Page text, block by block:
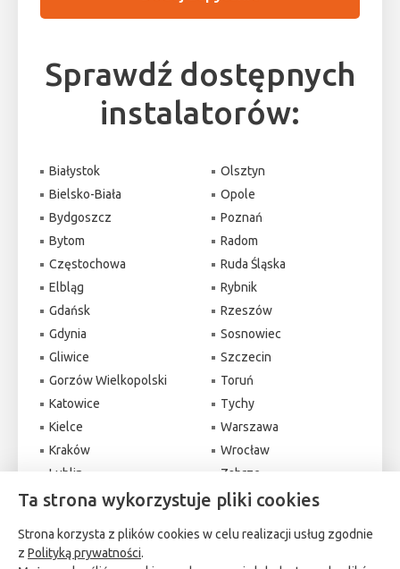
Sprawdź dostępnych
instalatorów:
Białystok
Bielsko-Biała
Bydgoszcz
Bytom
Częstochowa
Elbląg
Gdańsk
Gdynia
Gliwice
Gorzów Wielkopolski
Katowice
Kielce
Kraków
Lublin
Łódź
Olsztyn
Opole
Poznań
Radom
Ruda Śląska
Rybnik
Rzeszów
Sosnowiec
Szczecin
Toruń
Tychy
Warszawa
Wrocław
Zabrze
Zielona Góra
Ta strona wykorzystuje pliki cookies
Strona korzysta z plików cookies w celu realizacji usług zgodnie
z Polityką prywatności.